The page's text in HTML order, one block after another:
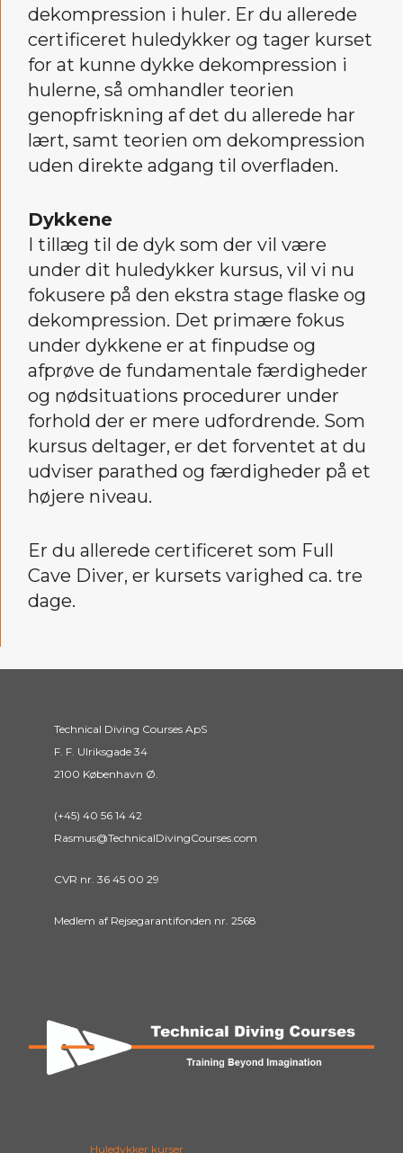
dekompression i huler. Er du allerede
certificeret huledykker og tager kurset
for at kunne dykke dekompression i
hulerne, så omhandler teorien
genopfriskning af det du allerede har
lært, samt teorien om dekompression
uden direkte adgang til overfladen.
Dykkene
I tillæg til de dyk som der vil være
under dit huledykker kursus, vil vi nu
fokusere på den ekstra stage flaske og
dekompression. Det primære fokus
under dykkene er at finpudse og
afprøve de fundamentale færdigheder
og nødsituations procedurer under
forhold der er mere udfordrende. Som
kursus deltager, er det forventet at du
udviser parathed og færdigheder på et
højere niveau.
Er du allerede certificeret som Full
Cave Diver, er kursets varighed ca. tre
dage.
Technical Diving Courses ApS
F. F. Ulriksgade 34
2100 København Ø.
(+45) 40 56 14 42
Rasmus@TechnicalDivingCourses.com
CVR nr. 36 45 00 29
Medlem af Rejsegarantifonden nr. 2568
Huledykker kurser